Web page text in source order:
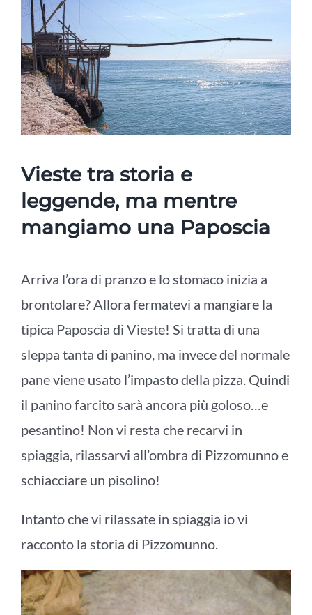
Vieste tra storia e
leggende, ma mentre
mangiamo una Paposcia
Arriva l’ora di pranzo e lo stomaco inizia a
brontolare? Allora fermatevi a mangiare la
tipica Paposcia di Vieste! Si tratta di una
sleppa tanta di panino, ma invece del normale
pane viene usato l’impasto della pizza. Quindi
il panino farcito sarà ancora più goloso…e
pesantino! Non vi resta che recarvi in
spiaggia, rilassarvi all’ombra di Pizzomunno e
schiacciare un pisolino!
Intanto che vi rilassate in spiaggia io vi
racconto la storia di Pizzomunno.